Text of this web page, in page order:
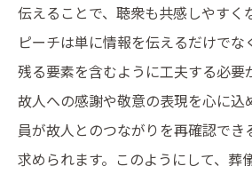
伝えることで、聴衆も共感しやすく
ピーチは単に情報を伝えるだけでな
残る要素を含むように工夫する必要
故人への感謝や敬意の表現を心に込
員が故人とのつながりを再確認でき
求められます。このようにして、葬